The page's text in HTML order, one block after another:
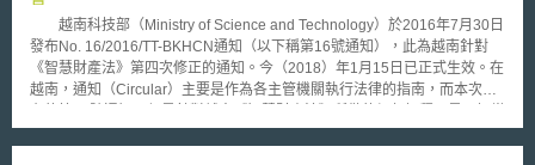
的一部份的情形，應加以禁止。
（包含廣播電視公司、網際網路服務提供者、電信公司等）之行為，事先加
以規範。例如規定KT等重要電信公司提供網路電視服務並不需要另行成立
附屬公司；另一方面，廣播電視公司未來將可提供全國性的網路電視服務，
惟其市場佔有率將限於整體市場的三分之一以下。 未來的網路電視型
越南科技部（Ministry of Science and Technology）於2016年7月30日
發布No. 16/2016/TT-BKHCN通知（以下稱第16號通知），此為越南針對
《智慧財產法》第四次修正的通知。今（2018）年1月15日已正式生效。在
越南，通知（Circular）主要是作為各主管機關執行法律的指南，而本次發
地智財實務的重要文件。 整體而言，第16號通知針對智財的申請程序